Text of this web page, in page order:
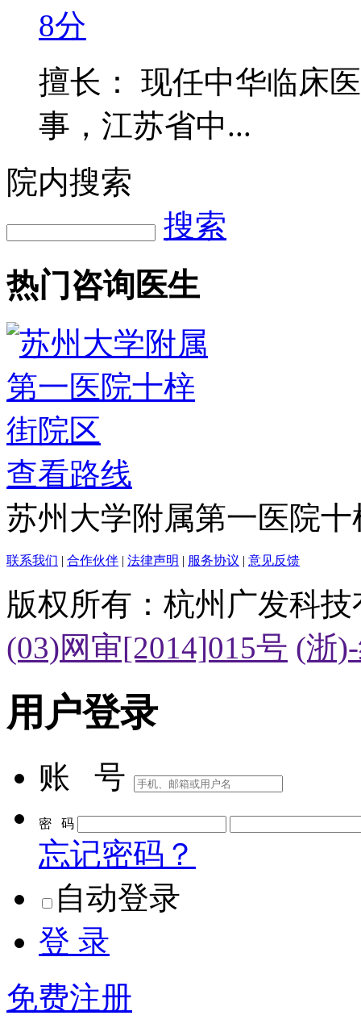
8分
擅长： 现任中华临床
事，江苏省中...
院内搜索
搜索
热门咨询医生
查看路线
苏州大学附属第一医院
联系我们 | 合作伙伴 | 法律声明 | 服务协议 | 意见反馈
版权所有：杭州广发科
(03)网审[2014]015号 (浙
用户登录
账 号
密 码
忘记密码？
自动登录
登 录
免费注册